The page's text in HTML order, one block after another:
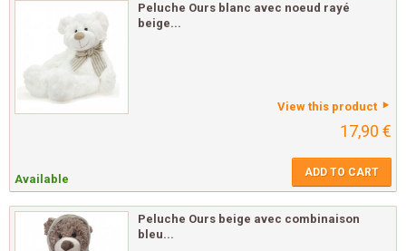
Peluche Ours blanc avec noeud rayé
beige...
View this product
17,90 €
Available ADD TO CART
Peluche Ours beige avec combinaison
bleu...